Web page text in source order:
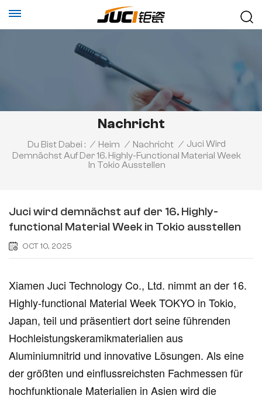
Nachricht
Du Bist Dabei : / Heim / Nachricht / Juci Wird
Demnächst Auf Der 16. Highly-Functional Material Week
In Tokio Ausstellen
Juci wird demnächst auf der 16. Highly-
functional Material Week in Tokio ausstellen
OCT 10, 2025
Xiamen Juci Technology Co., Ltd. nimmt an der 16.
Highly-functional Material Week TOKYO in Tokio,
Japan, teil und präsentiert dort seine führenden
Hochleistungskeramikmaterialien aus
Aluminiumnitrid und innovative Lösungen. Als eine
der größten und einflussreichsten Fachmessen für
hochfunktionale Materialien in Asien wird die